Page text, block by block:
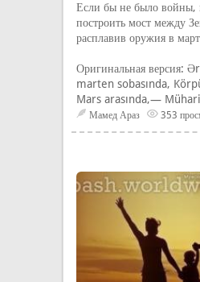
Если бы не было
построить мост между
расплавив оружия в
Оригинальная версия:
marten sobasında,
Mars arasında,—
Мамед Араз 353